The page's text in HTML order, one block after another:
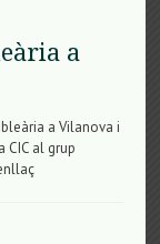
a
a Vilanova i
al grup